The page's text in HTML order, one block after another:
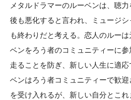
メタルドラマーのルーベンは、聴
後も悪化すると言われ、ミュージ
も終わりだと考える。恋人のルー
ベンをろう者のコミュニティーに
走ることを防ぎ、新しい人生に適
ベンはろう者コミュニティーで歓
を受け入れるが、新しい自分とこ